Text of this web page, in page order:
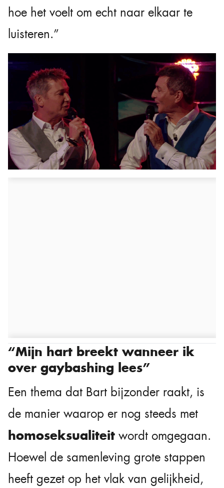
hoe het voelt om echt naar elkaar te
luisteren.”
“Mijn hart breekt wanneer ik
over gaybashing lees”
Een thema dat Bart bijzonder raakt, is
de manier waarop er nog steeds met
homoseksualiteit wordt omgegaan.
Hoewel de samenleving grote stappen
heeft gezet op het vlak van gelijkheid,